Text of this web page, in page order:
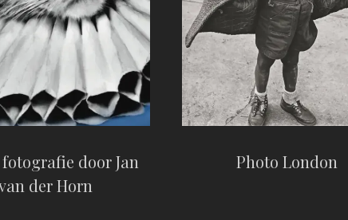
door Jan
der Horn
Photo London